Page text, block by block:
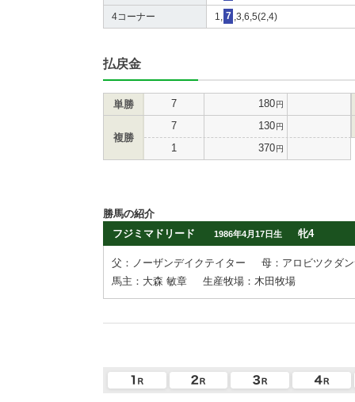
4コーナー 1, 7 ,3,6,5(2,4)
払戻金
単勝 7 180円
複勝
7 130円
1 370円
勝馬の紹介
フジミマドリード
1986年4月17日生 牝4
父：ノーザンデイクテイター
母：アロビツクダ
馬主：大森 敏章
生産牧場：木田牧場